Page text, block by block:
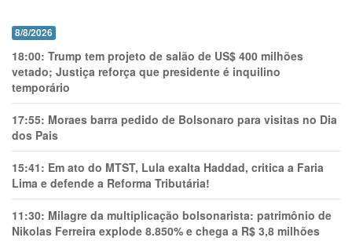
8/8/2026
18:00: Trump tem projeto de salão de US$ 400 milhões
vetado; Justiça reforça que presidente é inquilino
temporário
17:55: Moraes barra pedido de Bolsonaro para visitas no Dia
dos Pais
15:41: Em ato do MTST, Lula exalta Haddad, critica a Faria
Lima e defende a Reforma Tributária!
11:30: Milagre da multiplicação bolsonarista: patrimônio de
Nikolas Ferreira explode 8.850% e chega a R$ 3,8 milhões